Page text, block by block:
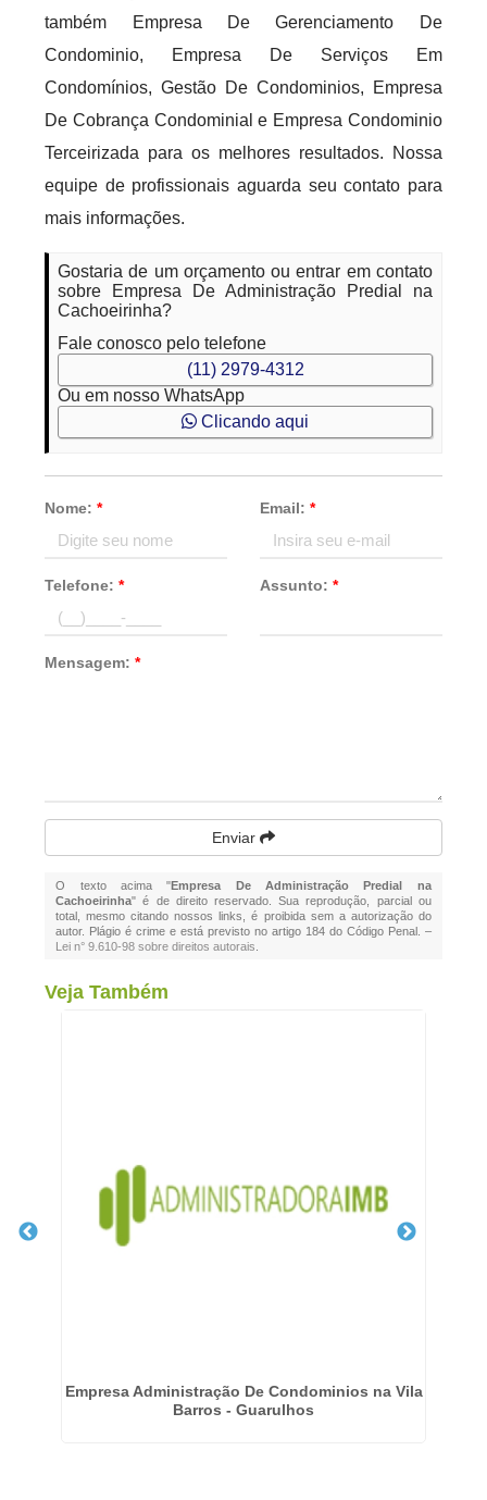
também Empresa De Gerenciamento De
Condominio, Empresa De Serviços Em
Condomínios, Gestão De Condominios, Empresa
De Cobrança Condominial e Empresa Condominio
Terceirizada para os melhores resultados. Nossa
equipe de profissionais aguarda seu contato para
mais informações.
Gostaria de um orçamento ou entrar em contato
sobre Empresa De Administração Predial na
Cachoeirinha?
Fale conosco pelo telefone
(11) 2979-4312
Ou em nosso WhatsApp
Clicando aqui
Nome:* Email: *
Telefone:* Assunto: *
Mensagem:*
Enviar
O texto acima "Empresa De Administração Predial na
Cachoeirinha" é de direito reservado. Sua reprodução, parcial ou
total, mesmo citando nossos links, é proibida sem a autorização do
autor. Plágio é crime e está previsto no artigo 184 do Código Penal. –
Lei n° 9.610-98 sobre direitos autorais
Veja Também
Empresa Administração De Condominios na Vila
Barros - Guarulhos